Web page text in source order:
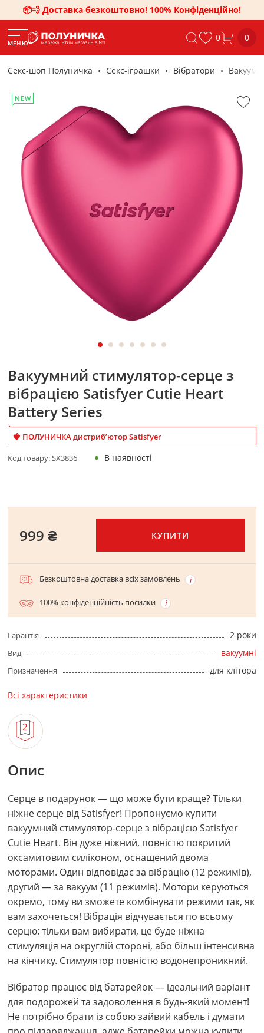
📦💨 Доставка безкоштовно! 100% Конфіденційно!
МЕНЮ 0 0
Секс-шоп Полуничка Секс-iграшки Вібратори
NEW
Вакуумний стимулятор-серце з
вібрацією Satisfyer Cutie Heart
Battery Series
🍓 ПОЛУНИЧКА дистриб’ютор Satisfyer
Код товару:SX3836 В наявності
999 ₴ КУПИТИ
Безкоштовна доставка всіх замовлень
100% конфіденційність посилки
Гарантія 2 роки
Вид вакуумні
Призначення для клітора
Всі характеристики
Опис
Серце в подарунок — що може бути краще? Тільки
ніжне серце від Satisfyer! Пропонуємо купити
вакуумний стимулятор-серце з вібрацією Satisfyer
Cutie Heart. Він дуже ніжний, повністю покритий
оксамитовим силіконом, оснащений двома
моторами. Один відповідає за вібрацію (12 режимів),
другий — за вакуум (11 режимів). Мотори керуються
окремо, тому ви зможете комбінувати режими так, як
вам захочеться! Вібрація відчувається по всьому
серцю: тільки вам вибирати, це буде ніжна
стимуляція на округлій стороні, або більш інтенсивна
на кінчику. Стимулятор повністю водонепроникний.
Вібратор працює від батарейок — ідеальний варіант
для подорожей та задоволення в будь-який момент!
Не потрібно брати із собою зайвий кабель і думати